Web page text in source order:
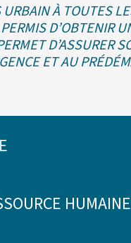
À TOUTES
D’OBTENIR
D’ASSURER
ET AU
HUMAINE